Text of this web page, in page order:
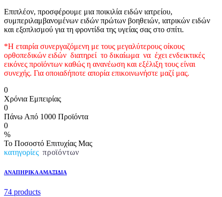
Επιπλέον, προσφέρουμε μια ποικιλία ειδών ιατρείου,
συμπεριλαμβανομένων ειδών πρώτων βοηθειών, ιατρικών ειδών
και εξοπλισμού για τη φροντίδα της υγείας σας στο σπίτι.
*Η εταιρία συνεργαζόμενη με τους μεγαλύτερους οίκους
ορθοπεδικών ειδών διατηρεί το δικαίωμα να έχει ενδεικτικές
εικόνες προϊόντων καθώς η ανανέωση και εξέλιξη τους είναι
συνεχής. Για οποιαδήποτε απορία επικοινωνήστε μαζί μας.
0
Χρόνια Εμπειρίας
0
Πάνω Από 1000 Προϊόντα
0
%
Το Ποσοστό Επιτυχίας Μας
κατηγορίες προϊόντων
ΑΝΑΠΗΡΙΚΑ ΑΜΑΞΙΔΙΑ
74 products